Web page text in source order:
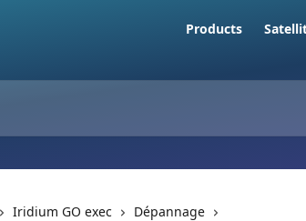
Products
Iridium GO exec
Dépannage